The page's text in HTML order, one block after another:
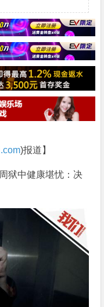
)报道】
中健康堪忧：决